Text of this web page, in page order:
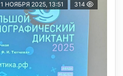
1 НОЯБРЯ 2025, 13:51 314